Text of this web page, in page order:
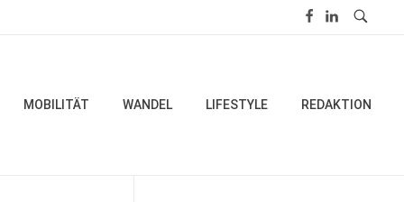
MOBILITÄT WANDEL LIFESTYLE REDAKTION